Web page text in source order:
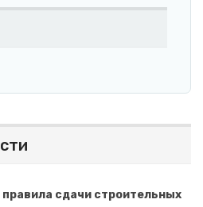
сдачи строительных